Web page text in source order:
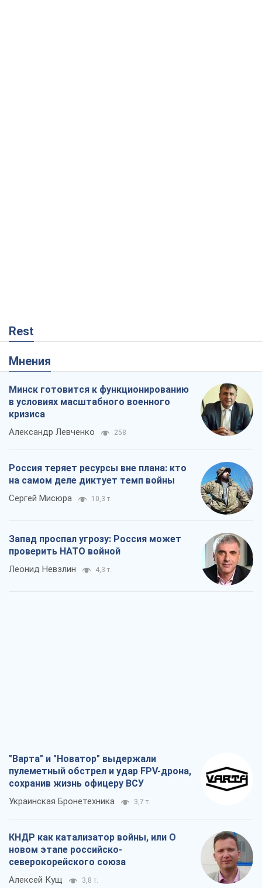
Rest
Мнения
Минск готовится к функционированию
в условиях масштабного военного
кризиса
Александр Левченко 258
Россия теряет ресурсы вне плана: кто
на самом деле диктует темп войны
Сергей Мисюра 10,3 т.
Запад проспал угрозу: Россия может
проверить НАТО войной
Леонид Невзлин 4,3 т.
"Варта" и "Новатор" выдержали
пулеметный обстрел и удар FPV-дрона,
сохранив жизнь офицеру ВСУ
Украинская Бронетехника 3,7 т.
КНДР как катализатор войны, или О
новом этапе российско-
северокорейского союза
Алексей Кущ 3,8 т.